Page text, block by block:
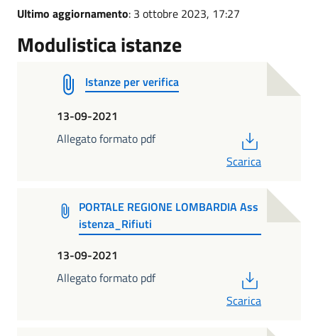
Ultimo aggiornamento: 3 ottobre 2023, 17:27
Modulistica istanze
Istanze per verifica
13-09-2021
Allegato formato pdf
Scarica
PORTALE REGIONE LOMBARDIA Ass
istenza_Rifiuti
13-09-2021
Allegato formato pdf
Scarica